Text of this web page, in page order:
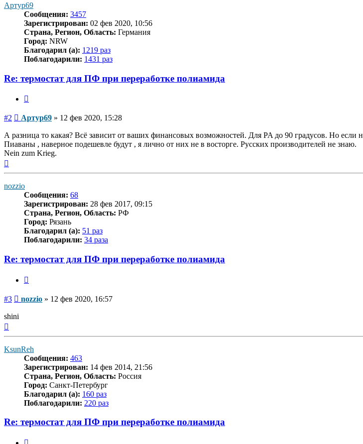
Артур69
Сообщения: 3457
Зарегистрирован: 02 фев 2020, 10:56
Страна, Регион, Область: Германия
Город: NRW
Благодарил (а): 1219 раз
Поблагодарили: 1431 раз
Re: термостат для ПФ при переработке полиамида
#2 Сообщение
Артур69 » 12 фев 2020, 15:28
А разница то какая? Всё зависит от ваших финансовых возможностей. Для PA до 90 градусов. Но
Пиаваны , наверное подешевле будут , я лично от них не в восторге. Русских производителей не знаю.
Nein zum Krieg.
nozzio
Сообщения: 68
Зарегистрирован: 28 фев 2017, 09:15
Страна, Регион, Область: РФ
Город: Рязань
Благодарил (а): 51 раз
Поблагодарили: 34 раза
Re: термостат для ПФ при переработке полиамида
#3 Сообщение
nozzio » 12 фев 2020, 16:57
shini
KsunReh
Сообщения: 463
Зарегистрирован: 14 фев 2014, 21:56
Страна, Регион, Область: Россия
Город: Санкт-Петербург
Благодарил (а): 160 раз
Поблагодарили: 220 раз
Re: термостат для ПФ при переработке полиамида